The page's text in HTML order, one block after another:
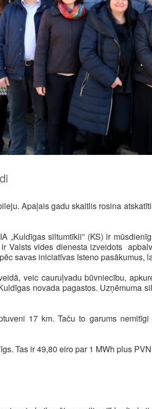
Apaļais gadu skaitlis rosina
„Kuldīgas siltumtīkli” (KS) ir
Valsts vides dienesta izveidots
savas iniciatīvas īsteno pasākumus,
veic cauruļvadu būvniecību,
novada pagastos. Uzņēmuma
17 km. Taču to garums
Tas ir 49,80 eiro par 1 MWh plus